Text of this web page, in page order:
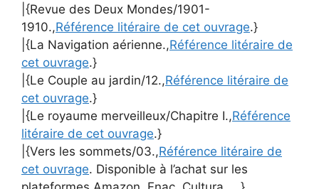
|{Revue des Deux Mondes/1901-
1910.,Référence litéraire de cet ouvrage.}
|{La Navigation aérienne.,Référence litéraire de
cet ouvrage.}
|{Le Couple au jardin/12.,Référence litéraire de
cet ouvrage.}
|{Le royaume merveilleux/Chapitre I.,Référence
litéraire de cet ouvrage.}
|{Vers les sommets/03.,Référence litéraire de
cet ouvrage. Disponible à l’achat sur les